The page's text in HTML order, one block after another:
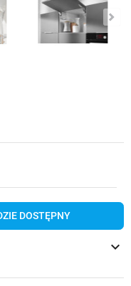
DOSTĘPNY
keyboard_arrow_down